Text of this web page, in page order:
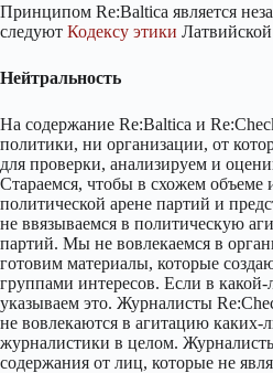
Принципом Re:Baltica является
следуют Кодексу этики
Нейтральность
На содержание Re:Baltica и
политики, ни организации, от
для проверки, анализируем и
Стараемся, чтобы в схожем
политической арене партий и
не ввязываемся в политическую
партий. Мы не вовлекаемся в
готовим материалы, которые
группами интересов. Если в
указываем это. Журналисты
не вовлекаются в агитацию каких-
журналистики в целом.
содержания от лиц, которые не